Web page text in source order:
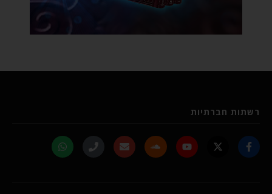
רשתות חברתיות